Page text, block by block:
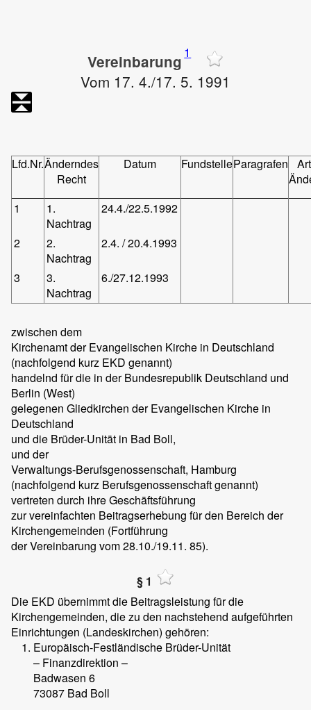
Vereinbarung 1
Vom 17. 4./17. 5. 1991
Lfd.Nr.Änderndes
Recht
Datum FundstelleParagrafen
1
1.
Nachtrag
24.4./22.5.1992
2
2.
Nachtrag
2.4. / 20.4.1993
3
3.
Nachtrag
6./27.12.1993
zwischen dem
Kirchenamt der Evangelischen Kirche in Deutschland
(nachfolgend kurz EKD genannt)
handelnd für die in der Bundesrepublik Deutschland und
Berlin (West)
gelegenen Gliedkirchen der Evangelischen Kirche in
Deutschland
und die Brüder-Unität in Bad Boll,
und der
Verwaltungs-Berufsgenossenschaft, Hamburg
(nachfolgend kurz Berufsgenossenschaft genannt)
vertreten durch ihre Geschäftsführung
zur vereinfachten Beitragserhebung für den Bereich der
Kirchengemeinden (Fortführung
der Vereinbarung vom 28.10./19.11. 85).
§ 1
Die EKD übernimmt die Beitragsleistung für die
Kirchengemeinden, die zu den nachstehend aufgeführten
Einrichtungen (Landeskirchen) gehören:
Europäisch-Festländische Brüder-Unität
– Finanzdirektion –
Badwasen 6
73087 Bad Boll